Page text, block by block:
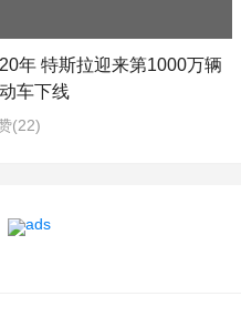
年 特斯拉迎来第1000万辆
车下线
(22)